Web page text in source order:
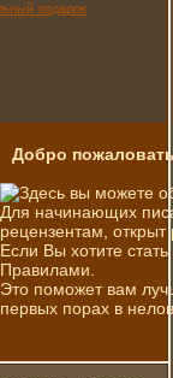
Добро
Здесь вы можете
Для начинающих
рецензентам, открыт
Если Вы хотите
Правилами.
Это поможет вам
первых порах в